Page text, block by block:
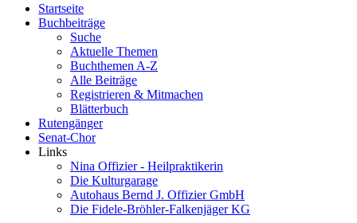
Startseite
Buchbeiträge
Suche
Aktuelle Themen
Buchthemen A-Z
Alle Beiträge
Registrieren & Mitmachen
Blätterbuch
Rutengänger
Senat-Chor
Links
Nina Offizier - Heilpraktikerin
Die Kulturgarage
Autohaus Bernd J. Offizier GmbH
Die Fidele-Bröhler-Falkenjäger KG